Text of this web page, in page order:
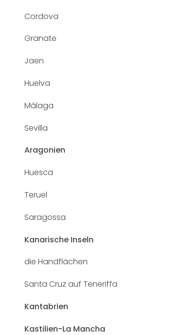
Cordova
Granate
Jaen
Huelva
Málaga
Sevilla
Aragonien
Huesca
Teruel
Saragossa
Kanarische Inseln
die Handflächen
Santa Cruz auf Teneriffa
Kantabrien
Kastilien-La Mancha